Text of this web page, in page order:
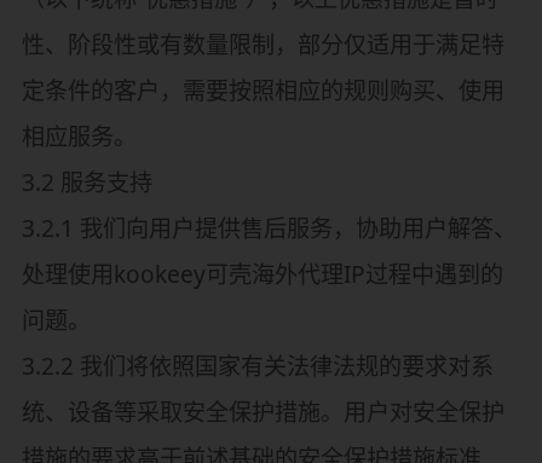
性、阶段性或有数量限制，部分仅适用于满足特
定条件的客户，需要按照相应的规则购买、使用
相应服务。
3.2 服务支持
3.2.1 我们向用户提供售后服务，协助用户解答、
处理使用kookeey可壳海外代理IP过程中遇到的
问题。
3.2.2 我们将依照国家有关法律法规的要求对系
统、设备等采取安全保护措施。用户对安全保护